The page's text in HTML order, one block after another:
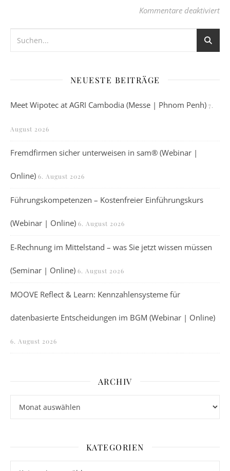
Kommentare deaktiviertfür
NEUESTE BEITRÄGE
Meet Wipotec at AGRI Cambodia (Messe | Phnom Penh) 7.
August 2026
Fremdfirmen sicher unterweisen in sam® (Webinar |
Online) 6. August 2026
Führungskompetenzen – Kostenfreier Einführungskurs
(Webinar | Online) 6. August 2026
E-Rechnung im Mittelstand – was Sie jetzt wissen müssen
(Seminar | Online) 6. August 2026
MOOVE Reflect & Learn: Kennzahlensysteme für
datenbasierte Entscheidungen im BGM (Webinar | Online)
6. August 2026
ARCHIV
KATEGORIEN